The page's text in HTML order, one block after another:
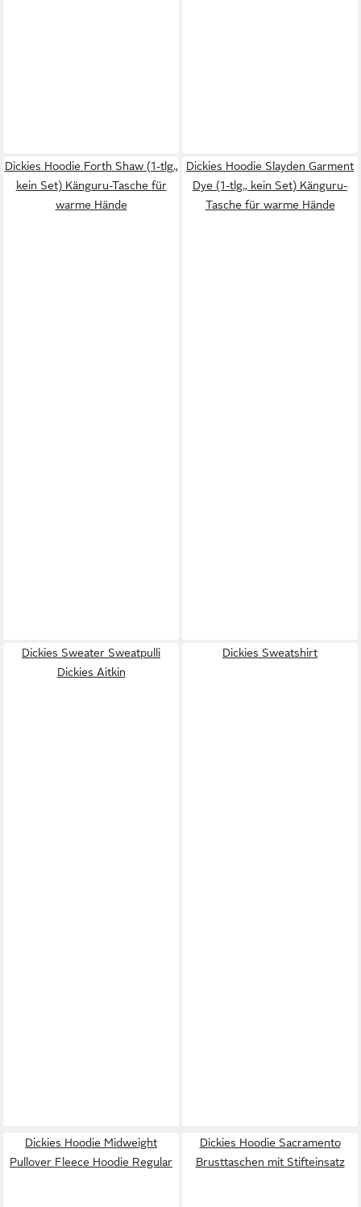
Dickies Hoodie Forth Shaw (1-tlg.,
kein Set) Känguru-Tasche für
warme Hände
Dickies Hoodie Slayden Garment
Dye (1-tlg., kein Set) Känguru-
Tasche für warme Hände
Dickies Sweater Sweatpulli
Dickies Aitkin
Dickies Sweatshirt
Dickies Hoodie Midweight
Pullover Fleece Hoodie Regular
Dickies Hoodie Sacramento
Brusttaschen mit Stifteinsatz